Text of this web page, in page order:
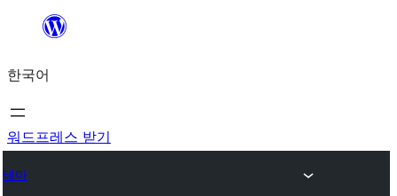
츠
로
바
가
한국어
워드프레스 받기
테마